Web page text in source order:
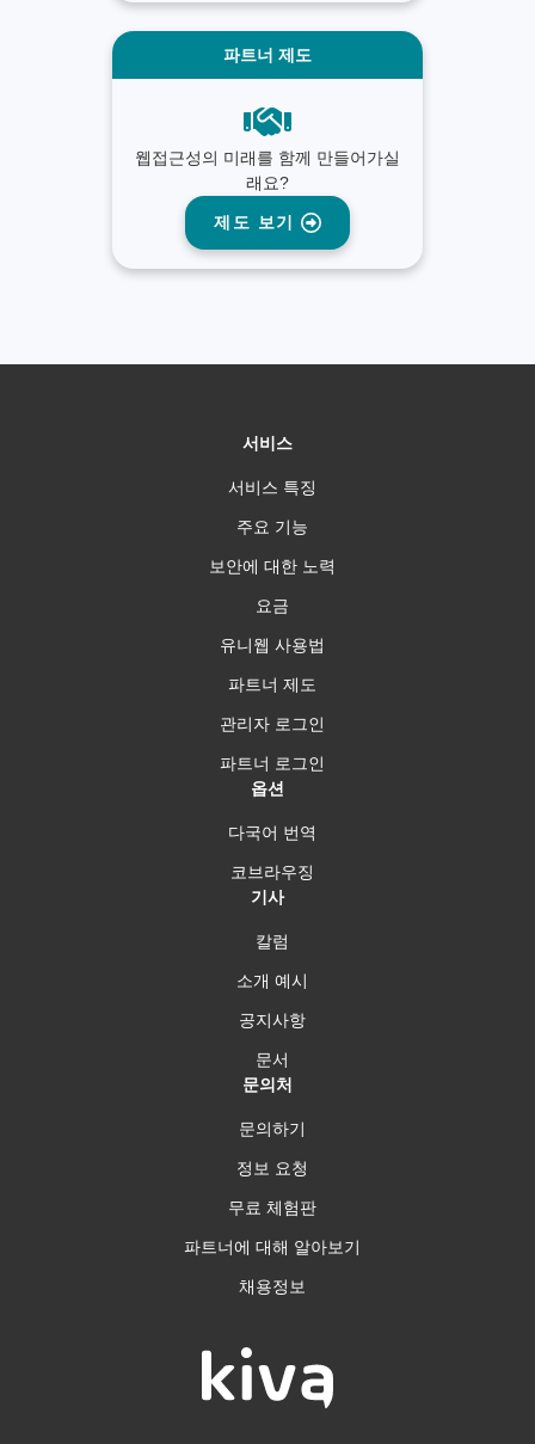
파트너 제도
웹접근성의 미래를 함께 만들어가실
래요?
제도 보기
서비스
서비스 특징
주요 기능
보안에 대한 노력
요금
유니웹 사용법
파트너 제도
관리자 로그인
파트너 로그인
옵션
다국어 번역
코브라우징
기사
칼럼
소개 예시
공지사항
문서
문의처
문의하기
정보 요청
무료 체험판
파트너에 대해 알아보기
채용정보